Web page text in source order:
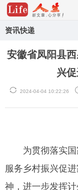
资讯快递
安徽省凤阳县
兴
2024-04-04 10:22:26
为贯彻落实
服务乡村振兴促
神，进一步发挥